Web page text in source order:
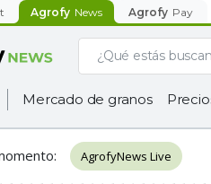
Agrofy News Agrofy Pay
Mercado de granos
: AgrofyNews Live